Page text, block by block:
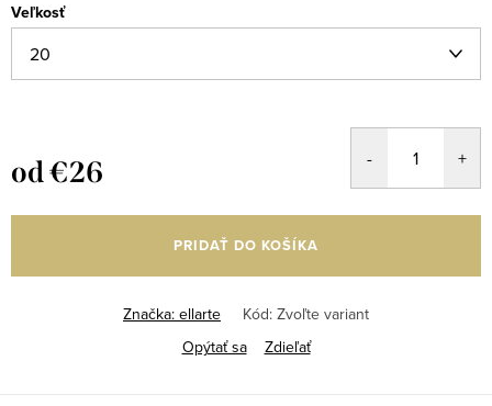
Veľkosť
od€26
cena:
PRIDAŤ DO KOŠÍKA
Značka: ellarte Kód: Zvoľte variant
Opýtať sa
Zdieľať